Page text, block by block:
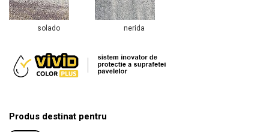
solado nerida
Produs destinat pentru